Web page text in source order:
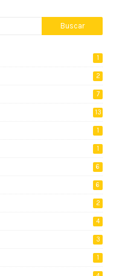
1
2
7
13
1
1
6
6
2
4
3
1